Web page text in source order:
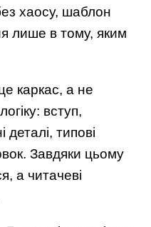
хаосу, шаблон
лише в тому, яким
каркас, а не
вступ,
деталі, типові
Завдяки цьому
а читачеві